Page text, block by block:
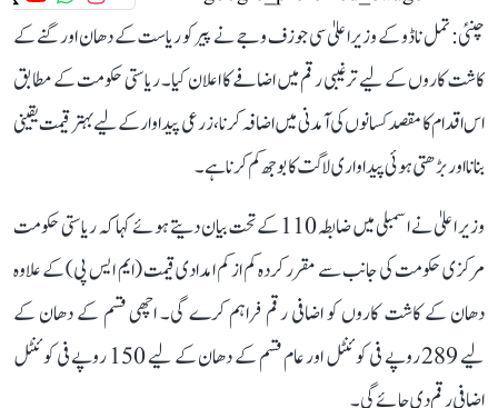
چنئی: تمل ناڈو کے وزیر اعلیٰ سی جوزف وجے نے پیر کو ریاست کے دھان اور گنے کے
کاشت کاروں کے لیے ترغیبی رقم میں اضافے کا اعلان کیا۔ ریاستی حکومت کے مطابق
اس اقدام کا مقصد کسانوں کی آمدنی میں اضافہ کرنا، زرعی پیداوار کے لیے بہتر قیمت یقینی
بنانا اور بڑھتی ہوئی پیداواری لاگت کا بوجھ کم کرنا ہے۔
وزیر اعلیٰ نے اسمبلی میں ضابطہ 110 کے تحت بیان دیتے ہوئے کہا کہ ریاستی حکومت
مرکزی حکومت کی جانب سے مقرر کردہ کم از کم امدادی قیمت (ایم ایس پی) کے علاوہ
دھان کے کاشت کاروں کو اضافی رقم فراہم کرے گی۔ اچھی قسم کے دھان کے
لیے 289 روپے فی کوئنٹل اور عام قسم کے دھان کے لیے 150 روپے فی کوئنٹل
اضافی رقم دی جائے گی۔